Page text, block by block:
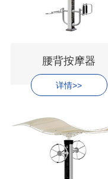
腰背按摩器
详情>>